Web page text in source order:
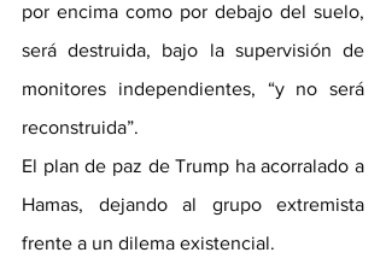
por encima como por debajo del suelo,
será destruida, bajo la supervisión de
monitores independientes, “y no será
reconstruida”.
El plan de paz de Trump ha acorralado a
Hamas, dejando al grupo extremista
frente a un dilema existencial.